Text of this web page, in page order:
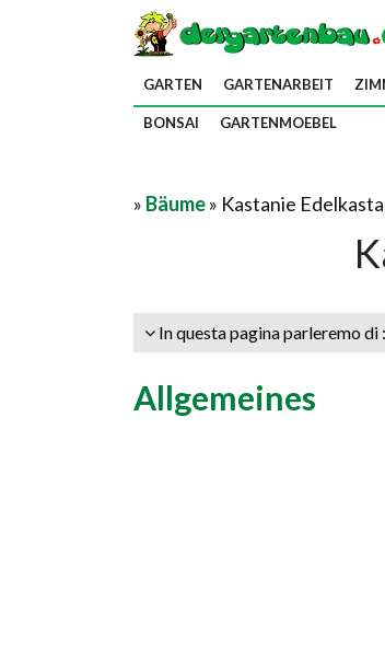
GARTEN GARTENARBEIT
BONSAI GARTENMOEBEL
» Bäume» Kastanie
In questa pagina parleremo di :
Allgemeines